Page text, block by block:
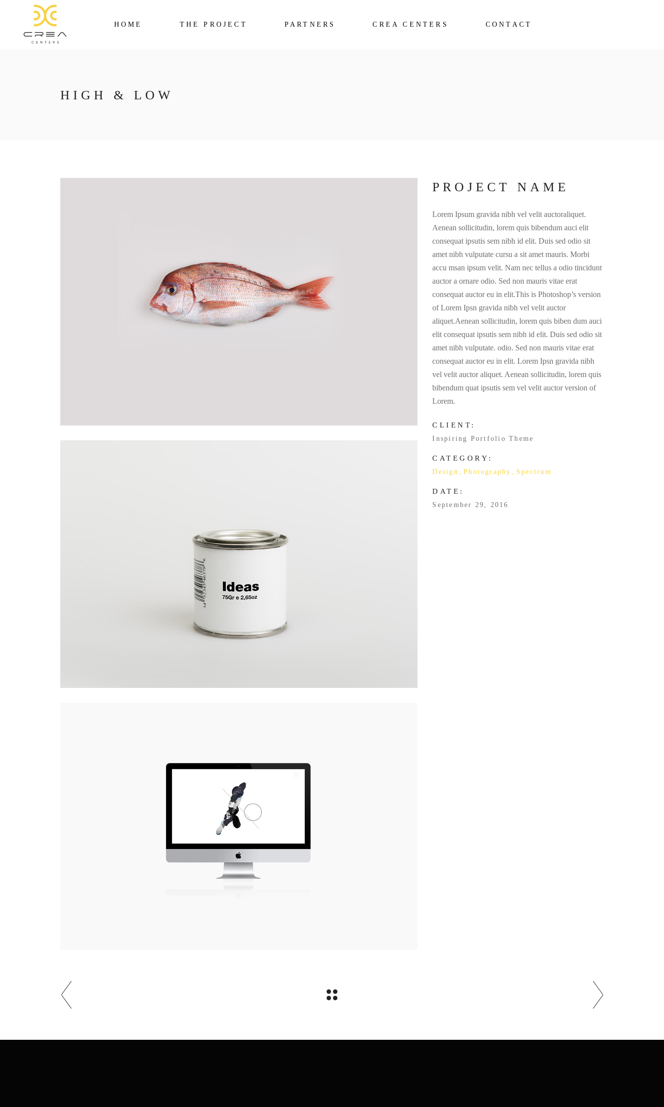
HOME THE PROJECT PARTNERS CREA CENTERS CONTACT
HIGH & LOW
PROJECT NAME
Lorem Ipsum gravida nibh vel velit auctoraliquet.
Aenean sollicitudin, lorem quis bibendum auci elit
consequat ipsutis sem nibh id elit. Duis sed odio sit
amet nibh vulputate cursu a sit amet mauris. Morbi
accu msan ipsum velit. Nam nec tellus a odio tincidunt
auctor a ornare odio. Sed non mauris vitae erat
consequat auctor eu in elit.This is Photoshop’s version
of Lorem Ipsn gravida nibh vel velit auctor
aliquet.Aenean sollicitudin, lorem quis biben dum auci
elit consequat ipsutis sem nibh id elit. Duis sed odio sit
amet nibh vulputate. odio. Sed non mauris vitae erat
consequat auctor eu in elit. Lorem Ipsn gravida nibh
vel velit auctor aliquet. Aenean sollicitudin, lorem quis
bibendum quat ipsutis sem vel velit auctor version of
Lorem.
CLIENT:
Inspiring Portfolio Theme
CATEGORY:
Design Photography Spectrum
DATE:
September 29, 2016